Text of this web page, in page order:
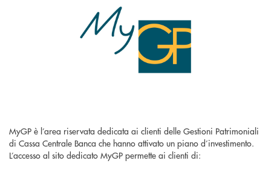
MyGP è l’area riservata dedicata ai clienti delle Gestioni Patrimoniali
di Cassa Centrale Banca che hanno attivato un piano d’investimento.
L’accesso al sito dedicato MyGP permette ai clienti di: